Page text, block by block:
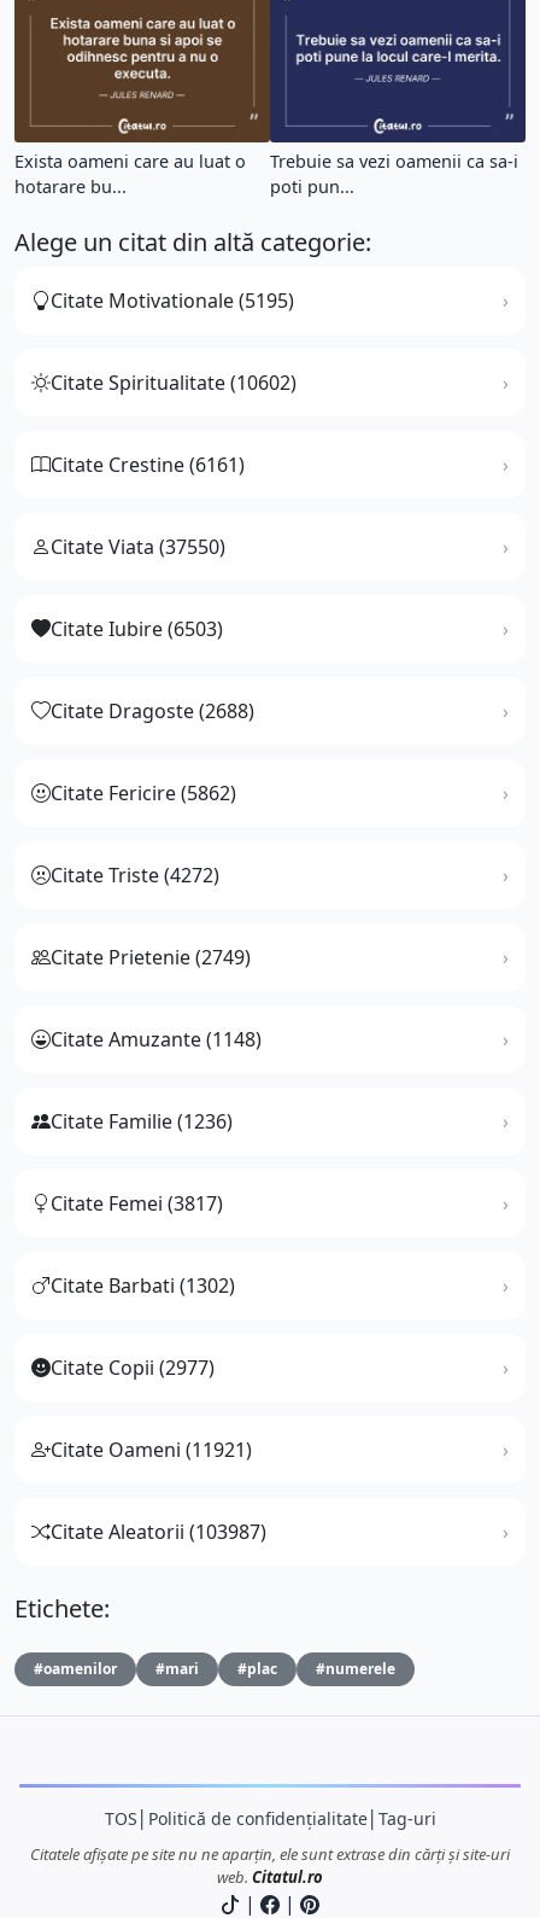
Exista oameni care au luat o
hotarare bu...
Trebuie sa vezi oamenii ca sa-i
poti pun...
Alege un citat din altă categorie:
Citate Motivationale (5195)
Citate Spiritualitate (10602)
Citate Crestine (6161)
Citate Viata (37550)
Citate Iubire (6503)
Citate Dragoste (2688)
Citate Fericire (5862)
Citate Triste (4272)
Citate Prietenie (2749)
Citate Amuzante (1148)
Citate Familie (1236)
Citate Femei (3817)
Citate Barbati (1302)
Citate Copii (2977)
Citate Oameni (11921)
Citate Aleatorii (103987)
Etichete:
#oamenilor #mari #plac #numerele
TOS Politică de confidențialitate│ Tag-uri
Citatele afișate pe site nu ne aparțin, ele sunt extrase din cărți și site-uri
web. Citatul.ro
| |